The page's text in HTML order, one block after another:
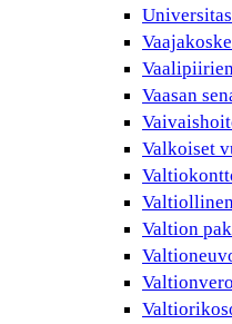
Vaasan
Valkoiset
Valtion